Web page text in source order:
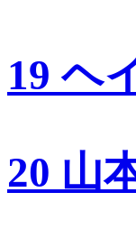
19 ヘ
20 山